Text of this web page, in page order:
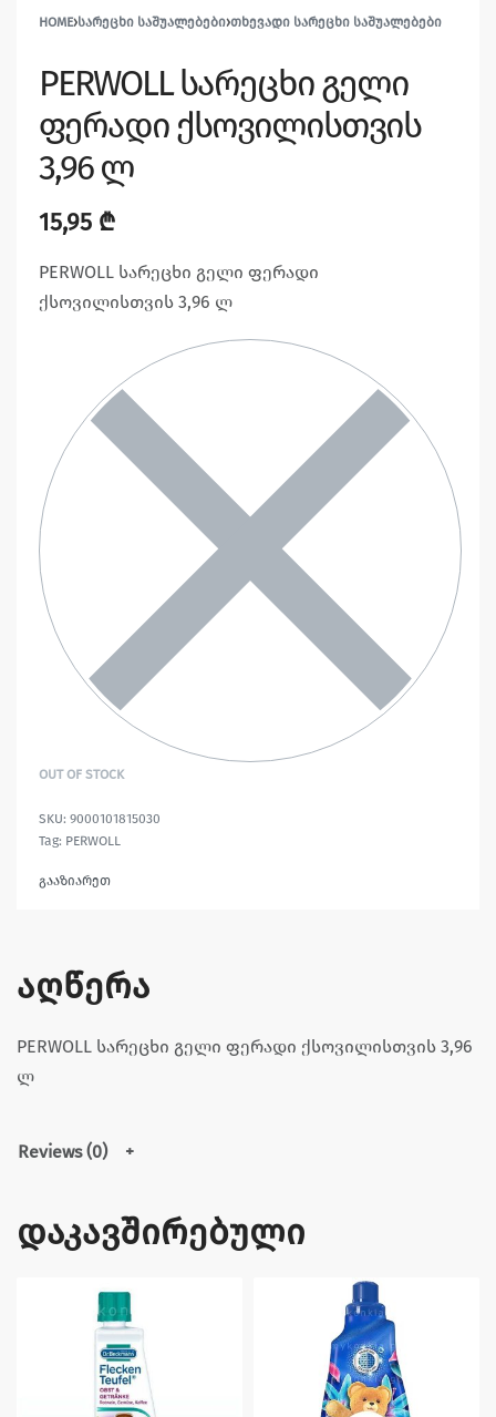
HOME›ᲡᲐᲠᲔᲪᲮᲘ ᲡᲐᲨᲣᲐᲚᲔᲑᲔᲑᲘ›ᲗᲮᲔᲕᲐᲓᲘ ᲡᲐᲠᲔᲪᲮᲘ ᲡᲐᲨᲣᲐᲚᲔᲑᲔᲑᲘ
PERWOLL სარეცხი გელი
ფერადი ქსოვილისთვის
3,96 ლ
15,95 ₾
PERWOLL სარეცხი გელი ფერადი
ქსოვილისთვის 3,96 ლ
OUT OF STOCK
9000101815030
Tag: PERWOLL
გააზიარეთ
აღწერა
PERWOLL სარეცხი გელი ფერადი ქსოვილისთვის 3,96
ლ
Reviews (0)
დაკავშირებული